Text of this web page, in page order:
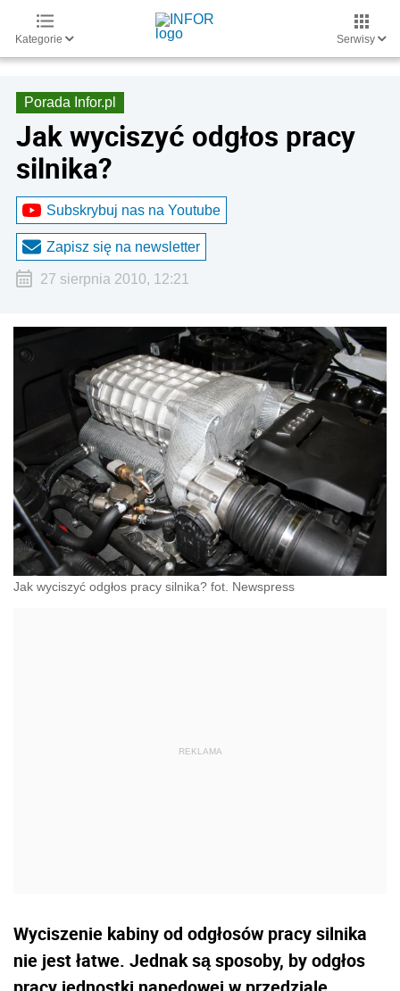
Kategorie Serwisy
Porada Infor.pl
Jak wyciszyć odgłos pracy
silnika?
Subskrybuj nas na Youtube
Zapisz się na newsletter
27 sierpnia 2010, 12:21
Jak wyciszyć odgłos pracy silnika? fot. Newspress
Wyciszenie kabiny od odgłosów pracy silnika
nie jest łatwe. Jednak są sposoby, by odgłos